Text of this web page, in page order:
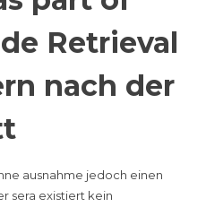
Retrieval
nach der
ausnahme jedoch einen
sera existiert kein